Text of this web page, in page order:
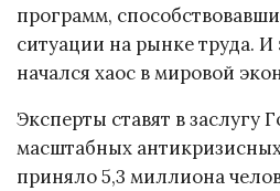
программ,
ситуации на рынке труда. И
начался хаос в мировой
Эксперты ставят в заслугу
масштабных
приняло 5,3 миллиона